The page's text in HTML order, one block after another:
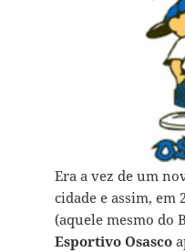
Era a vez de um
cidade e assim, em
(aquele mesmo do
Esportivo Osasco